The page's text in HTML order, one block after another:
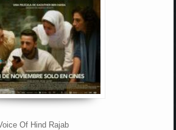
Of Hind Rajab